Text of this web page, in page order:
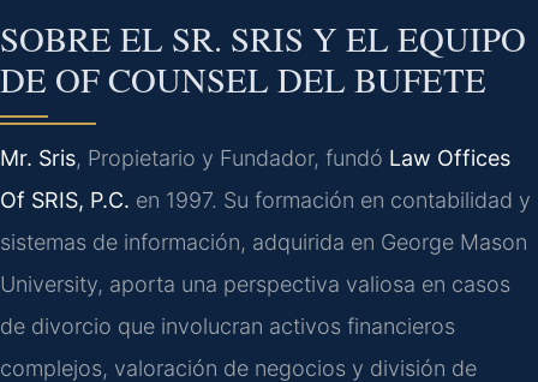
SOBRE EL SR. SRIS Y EL EQUIPO
DE OF COUNSEL DEL BUFETE
Mr. Sris, Propietario y Fundador, fundó Law Offices
Of SRIS, P.C. en 1997. Su formación en contabilidad y
sistemas de información, adquirida en George Mason
University, aporta una perspectiva valiosa en casos
de divorcio que involucran activos financieros
complejos, valoración de negocios y división de